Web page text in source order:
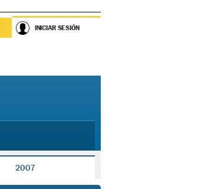
INICIAR SESIÓN
2007